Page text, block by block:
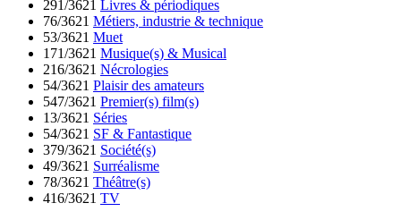
291/3621 Livres & périodiques
76/3621 Métiers, industrie & technique
53/3621 Muet
171/3621 Musique(s) & Musical
216/3621 Nécrologies
54/3621 Plaisir des amateurs
547/3621 Premier(s) film(s)
13/3621 Séries
54/3621 SF & Fantastique
379/3621 Société(s)
49/3621 Surréalisme
78/3621 Théâtre(s)
416/3621 TV